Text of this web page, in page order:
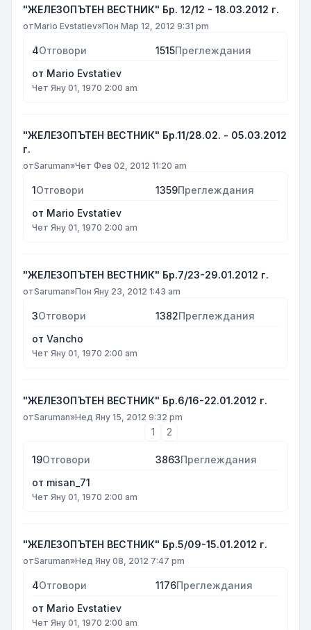
"ЖЕЛЕЗОПЪТЕН ВЕСТНИК" Бр. 12/12 - 18.03.2012 г.
отMario Evstatiev»Пон Мар 12, 2012 9:31 pm
4Отговори 1515Преглеждания
от Mario Evstatiev
Чет Яну 01, 1970 2:00 am
"ЖЕЛЕЗОПЪТЕН ВЕСТНИК" Бр.11/28.02. - 05.03.2012
г.
отSaruman»Чет Фев 02, 2012 11:20 am
1Отговори 1359Преглеждания
от Mario Evstatiev
Чет Яну 01, 1970 2:00 am
"ЖЕЛЕЗОПЪТЕН ВЕСТНИК" Бр.7/23-29.01.2012 г.
отSaruman»Пон Яну 23, 2012 1:43 am
3Отговори 1382Преглеждания
от Vancho
Чет Яну 01, 1970 2:00 am
"ЖЕЛЕЗОПЪТЕН ВЕСТНИК" Бр.6/16-22.01.2012 г.
отSaruman»Нед Яну 15, 2012 9:32 pm
1 2
19Отговори 3863Преглеждания
от misan_71
Чет Яну 01, 1970 2:00 am
"ЖЕЛЕЗОПЪТЕН ВЕСТНИК" Бр.5/09-15.01.2012 г.
отSaruman»Нед Яну 08, 2012 7:47 pm
4Отговори 1176Преглеждания
от Mario Evstatiev
Чет Яну 01, 1970 2:00 am